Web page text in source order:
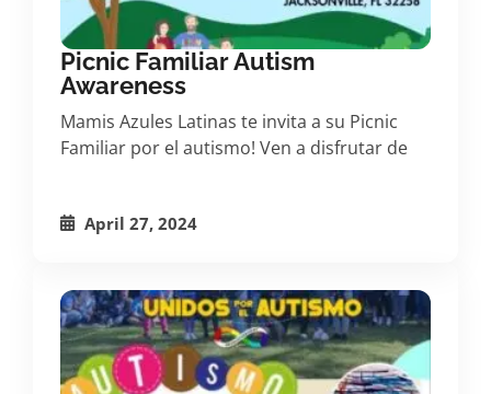
Picnic Familiar Autism
Awareness
Mamis Azules Latinas te invita a su Picnic
Familiar por el autismo! Ven a disfrutar de
April 27, 2024